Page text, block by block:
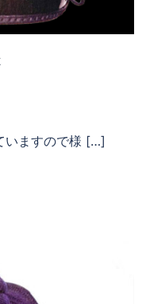
いますので様 […]